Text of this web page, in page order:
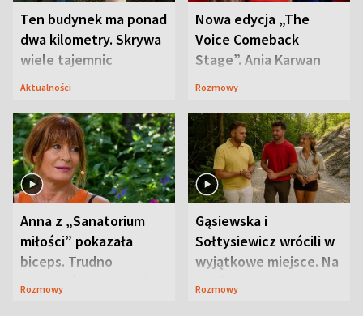
Ten budynek ma ponad
dwa kilometry. Skrywa
wiele tajemnic
Aktualności
Nowa edycja „The
Voice Comeback
Stage”. Ania Karwan
zapowiada
Rozmowy
Anna z „Sanatorium
miłości” pokazała
biceps. Trudno
uwierzyć, co przeszła
Rozmowy
Gąsiewska i
Sołtysiewicz wrócili w
wyjątkowe miejsce. Na
szlaku czekał
Rozmowy